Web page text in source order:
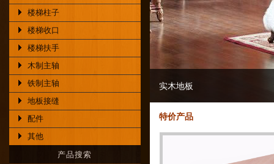
楼梯柱子
楼梯收口
楼梯扶手
木制主轴
铁制主轴
地板接缝
配件
其他
产品搜索
楼梯与扶手
特价产品